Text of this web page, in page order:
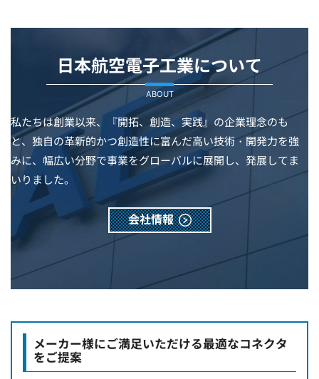
日本航空電子工業について
ABOUT
私たちは創業以来、『開拓、創造、実践』の企業理念のも
と、独自の革新的かつ創造性に富んだ高い技術・開発力を強
みに、幅広い分野で事業をグローバルに展開し、発展してま
いりました。
会社情報
メーカー様にご満足いただける最適なコネクタ
をご提案